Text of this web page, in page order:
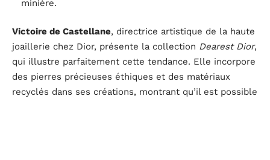
minière.
Victoire de Castellane, directrice artistique de la haute
joaillerie chez Dior, présente la collection Dearest Dior,
qui illustre parfaitement cette tendance. Elle incorpore
des pierres précieuses éthiques et des matériaux
recyclés dans ses créations, montrant qu’il est possible